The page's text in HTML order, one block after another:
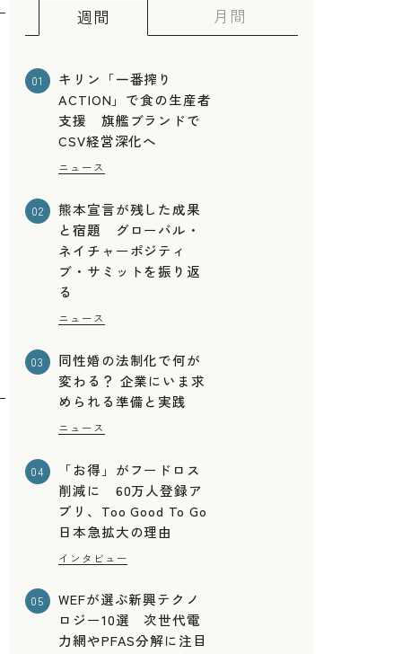
週間 月間
01
キリン「一番搾り
ACTION」で食の生産者
支援 旗艦ブランドで
CSV経営深化へ
ニュース
02
熊本宣言が残した成果
と宿題 グローバル・
ネイチャーポジティ
ブ・サミットを振り返
る
ニュース
03
同性婚の法制化で何が
変わる？ 企業にいま求
められる準備と実践
ニュース
04
「お得」がフードロス
削減に 60万人登録ア
プリ、Too Good To Go
日本急拡大の理由
インタビュー
05
WEFが選ぶ新興テクノ
ロジー10選 次世代電
力網やPFAS分解に注目